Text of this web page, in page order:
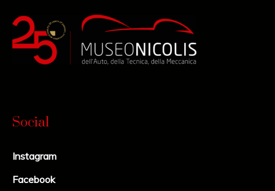
Social
Instagram
Facebook